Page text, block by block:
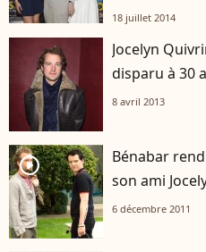
18 juillet 2014
Jocelyn
disparu à 30
8 avril 2013
player2
Bénabar
son ami
6 décembre 2011